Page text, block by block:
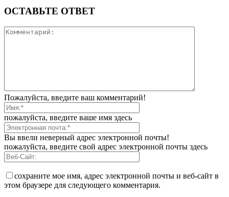
ОСТАВЬТЕ ОТВЕТ
Пожалуйста, введите ваш комментарий!
пожалуйста, введите ваше имя здесь
Вы ввели неверный адрес электронной почты!
пожалуйста, введите свой адрес электронной почты здесь
сохраните мое имя, адрес электронной почты и веб-сайт в
этом браузере для следующего комментария.